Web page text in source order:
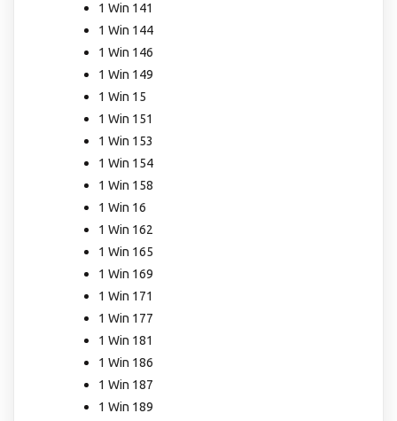
1 Win 141
1 Win 144
1 Win 146
1 Win 149
1 Win 15
1 Win 151
1 Win 153
1 Win 154
1 Win 158
1 Win 16
1 Win 162
1 Win 165
1 Win 169
1 Win 171
1 Win 177
1 Win 181
1 Win 186
1 Win 187
1 Win 189